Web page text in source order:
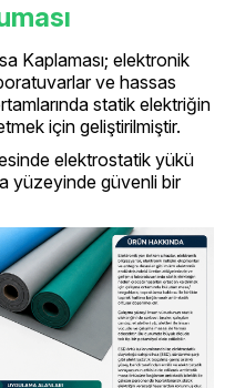
Kaplaması; elektronik
ve hassas
statik elektriğin
için geliştirilmiştir.
elektrostatik yükü
yüzeyinde güvenli bir